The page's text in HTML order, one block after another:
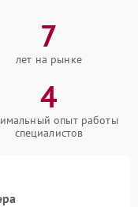
7
лет на рынке
4
опыт работы
специалистов